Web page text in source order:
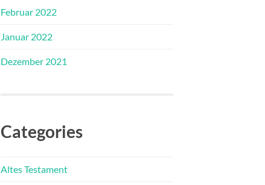
Februar 2022
Januar 2022
Dezember 2021
Categories
Altes Testament